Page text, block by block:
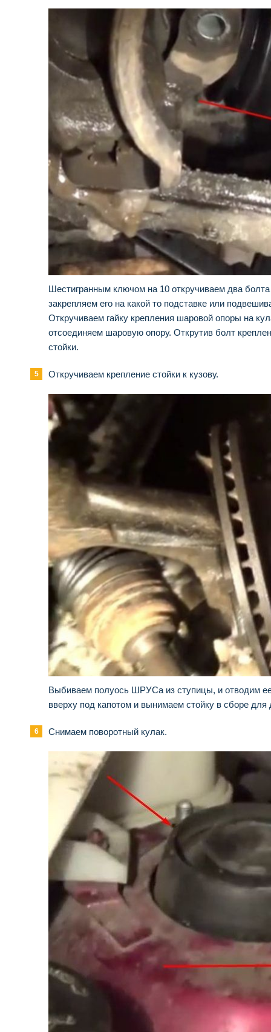
Шестигранным ключом на 10 откручиваем два
закрепляем его на какой то подставке или
Откручиваем гайку крепления шаровой опоры на
отсоединяем шаровую опору. Открутив болт
стойки.
Откручиваем крепление стойки к кузову.
Выбиваем полуось ШРУСа из ступицы, и отводим
вверху под капотом и вынимаем стойку в сборе
Снимаем поворотный кулак.